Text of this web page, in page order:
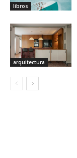
libros
arquitectura